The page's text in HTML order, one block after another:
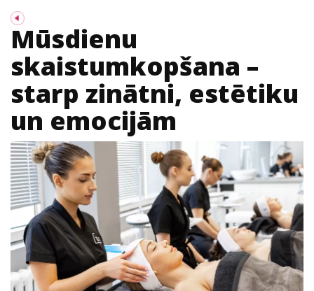
Mūsdienu
skaistumkopšana –
starp zinātni, estētiku
un emocijām